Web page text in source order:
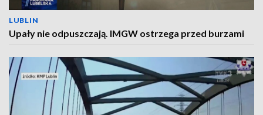
LUBLIN
Upały nie odpuszczają. IMGW ostrzega przed burzami